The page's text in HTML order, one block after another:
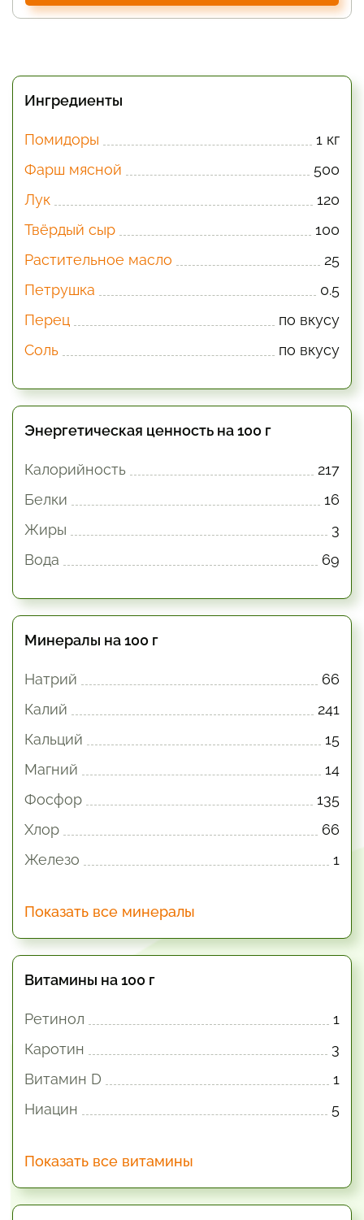
Ингредиенты
Помидоры
1 кг
Фарш мясной
500
Лук
120
Твёрдый сыр
100
Растительное масло
25
Петрушка
0.5
Перец
по вкусу
Соль
по вкусу
Энергетическая ценность на 100 г
Калорийность
217
Белки
16
Жиры
3
Вода
69
Минералы на 100 г
Натрий
66
Калий
241
Кальций
15
Магний
14
Фосфор
135
Хлор
66
Железо
1
Показать все минералы
Витамины на 100 г
Ретинол
1
Каротин
3
Витамин D
1
Ниацин
5
Показать все витамины